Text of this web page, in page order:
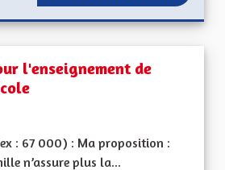
l'enseignement de
: 67 000) : Ma proposition :
n’assure plus la...